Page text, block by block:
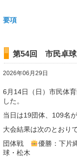
要項
第54回 市民卓
2026年06月29日
6月14日（日）市民体
した。
当日は19団体、109名
大会結果は次のとおりで
団体戦
優勝：下片
球・松木